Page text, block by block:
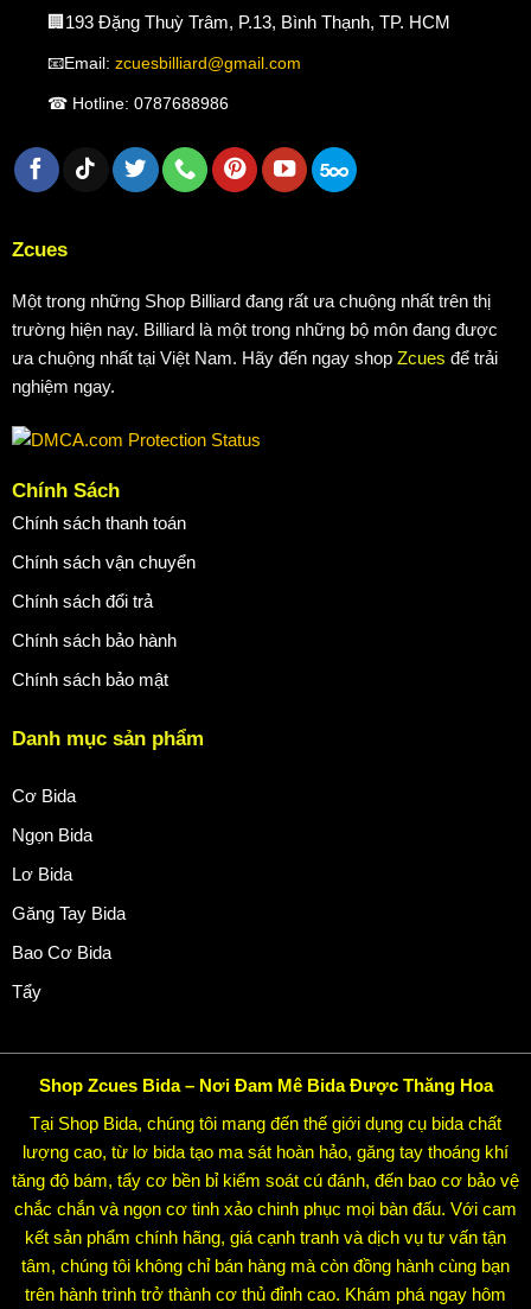
🏢193 Đặng Thuỳ Trâm, P.13, Bình Thạnh, TP. HCM
📧Email: zcuesbilliard@gmail.com
☎ Hotline: 0787688986
Zcues
Một trong những Shop Billiard đang rất ưa chuộng nhất trên thị
trường hiện nay. Billiard là một trong những bộ môn đang được
ưa chuộng nhất tại Việt Nam. Hãy đến ngay shop Zcues để trải
nghiệm ngay.
Chính Sách
Chính sách thanh toán
Chính sách vận chuyển
Chính sách đổi trả
Chính sách bảo hành
Chính sách bảo mật
Danh mục sản phẩm
Cơ Bida
Ngọn Bida
Lơ Bida
Găng Tay Bida
Bao Cơ Bida
Tẩy
Shop Zcues Bida – Nơi Đam Mê Bida Được Thăng Hoa
Tại Shop Bida, chúng tôi mang đến thế giới dụng cụ bida chất
lượng cao, từ lơ bida tạo ma sát hoàn hảo, găng tay thoáng khí
tăng độ bám, tẩy cơ bền bỉ kiểm soát cú đánh, đến bao cơ bảo vệ
chắc chắn và ngọn cơ tinh xảo chinh phục mọi bàn đấu. Với cam
kết sản phẩm chính hãng, giá cạnh tranh và dịch vụ tư vấn tận
tâm, chúng tôi không chỉ bán hàng mà còn đồng hành cùng bạn
trên hành trình trở thành cơ thủ đỉnh cao. Khám phá ngay hôm